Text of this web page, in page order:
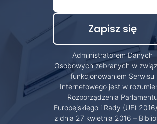
Administratorem Danych
Osobowych zebranych w
funkcjonowaniem Serwisu
Internetowego jest w
Rozporządzenia Parlamentu
Europejskiego i Rady (UE)
z dnia 27 kwietnia 2016 –